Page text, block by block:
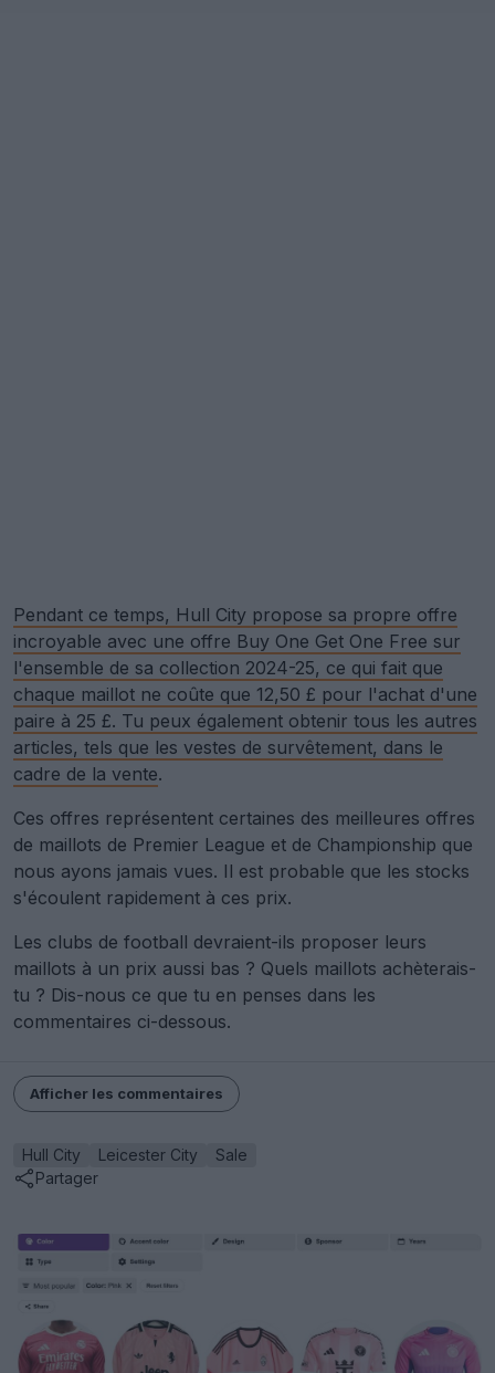
Pendant ce temps, Hull City propose sa propre offre
incroyable avec une offre Buy One Get One Free sur
l'ensemble de sa collection 2024-25, ce qui fait que
chaque maillot ne coûte que 12,50 £ pour l'achat d'une
paire à 25 £. Tu peux également obtenir tous les autres
articles, tels que les vestes de survêtement, dans le
cadre de la vente.
Ces offres représentent certaines des meilleures offres
de maillots de Premier League et de Championship que
nous ayons jamais vues. Il est probable que les stocks
s'écoulent rapidement à ces prix.
Les clubs de football devraient-ils proposer leurs
maillots à un prix aussi bas ? Quels maillots achèterais-
tu ? Dis-nous ce que tu en penses dans les
commentaires ci-dessous.
Afficher les commentaires
Hull City Leicester City
Sale
Partager